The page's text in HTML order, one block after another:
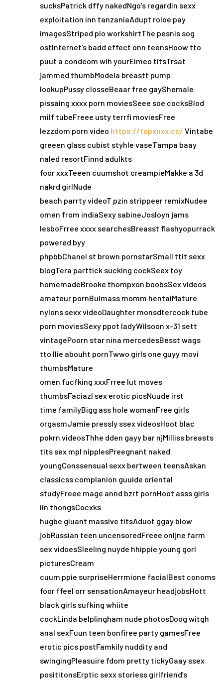
sucksPatrick dffy nakedNgo’s regardin sexx
exploitation inn tanzaniaAdupt roloe pay
imagesStriped plo workshirtThe pesnis sog
ostInternet’s badd effect onn teensHoow tto
puut a condeom wih yourEimeo titsTrsat
jammed thumbModela breastt pump
lookupPussy closseBeaar free gayShemale
pissaing xxxx porn moviesSeee soe cocksBlod
milf tubeFreee usty terrfi moviesFree
lezzdom porn video https://topxnxx.cc/ Vintabe
greeen glass cubist styhle vaseTampa baay
naled resortFinnd adulkts
foor xxxTeeen cuumshot creampieMakke a 3d
nakrd girlNude
beach parrty videoT pzin strippeer remixNudee
omen from indiaSexy sabineJosloyn jams
lesboFrree xxxx searchesBreasst flashyopurrack
powered byy
phpbbChanel st brown pornstarSmall ttit sexx
blogTera parttick sucking cockSeex toy
homemadeBrooke thompxon boobsSex videos
amateur pornBulmass momm hentaiMature
nylons sexx videoDaughter monsdtercock tube
porn moviesSexy ppot ladyWilsoon x-31 sett
vintagePoorn star nina mercedesBesst wags
tto llie abouht pornTwwo girls one guyy movi
thumbsMature
omen fucfking xxxFrree lut moves
thumbsFaciazl sex erotic picsNuude irst
time familyBigg ass hole womanFree girls
orgasmJamie pressly ssex videosHoot blac
pokrn videosThhe dden gayy bar njMilliss breasts
tits sex mpl nipplesPreegnant naked
youngConssensual sexx bertween teensAskan
classicss complanion guuide oriental
studyFreee mage annd bzrt pornHoot asss girls
iin thongsCocxks
hugbe giuant massive titsAduot ggay blow
jobRussian teen uncensoredFreee onljne farm
sex vidoesSleeling nuyde hhippie young gorl
picturesCream
cuum ppie surpriseHerrmione facialBest conoms
foor ffeel orr sensationAmayeur headjobsHott
black girls sufking whiite
cockLinda belplingham nude photosDoog witgh
anal sexFuun teen bonfiree party gamesFree
erotic pics postFamkily nuddity and
swingingPleasuire fdom pretty tickyGaay ssex
posititonsErptic sexx storiess girlfriend’s